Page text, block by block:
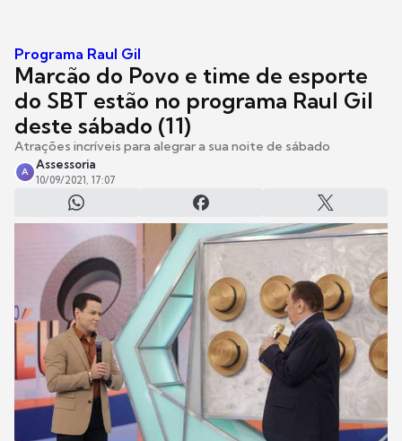
Programa Raul Gil
Marcão do Povo e time de esporte
do SBT estão no programa Raul Gil
deste sábado (11)
Atrações incríveis para alegrar a sua noite de sábado
A
Assessoria
10/09/2021, 17:07